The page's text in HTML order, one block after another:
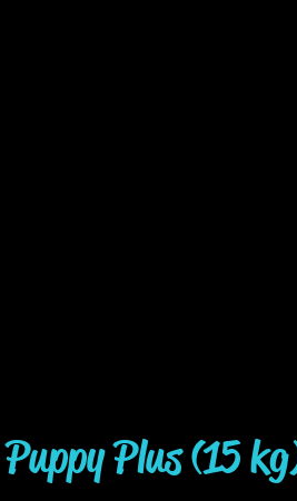
Puppy Plus (15